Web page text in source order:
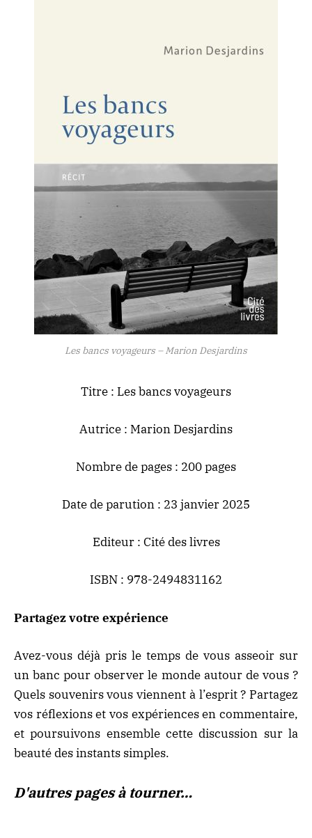
Les bancs voyageurs – Marion Desjardins
Titre : Les bancs voyageurs
Autrice : Marion Desjardins
Nombre de pages : 200 pages
Date de parution : 23 janvier 2025
Editeur : Cité des livres
ISBN : 978-2494831162
Partagez votre expérience
Avez-vous déjà pris le temps de vous asseoir sur
un banc pour observer le monde autour de vous ?
Quels souvenirs vous viennent à l’esprit ? Partagez
vos réflexions et vos expériences en commentaire,
et poursuivons ensemble cette discussion sur la
beauté des instants simples.
D'autres pages à tourner…